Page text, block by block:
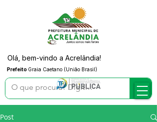
Prefeito Graia Caetano (União Brasil)
Olá, bem-vindo a Acrelândia!
Post